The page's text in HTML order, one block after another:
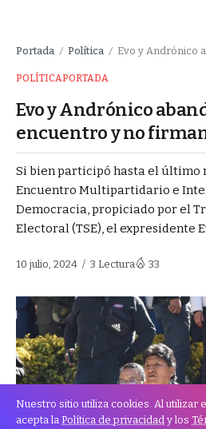
Portada / Política / Evo y Andrónico
POLÍTICAPORTADA
Evo y Andrónico
encuentro y no
Si bien participó hasta el último
Encuentro Multipartidario e
Democracia, propiciado por el
Electoral (TSE), el expresidente
10 julio, 2024 3 Lectura 33
Nuestro sitio utiliza cookies. Al utilizar
acepta la Política de privacidad y los